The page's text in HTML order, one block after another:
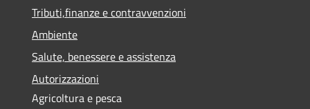
Tributi,finanze e contravvenzioni
Ambiente
Salute, benessere e assistenza
Autorizzazioni
Agricoltura e pesca